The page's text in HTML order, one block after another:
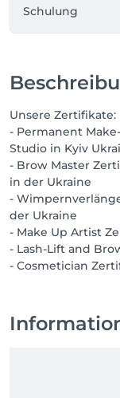
Schulung
Unsere Zertifikate:
- Permanent
Studio in Kyiv
- Brow Master
in der Ukraine
-
der Ukraine
- Make Up Artist
- Lash-Lift and
- Cosmetician